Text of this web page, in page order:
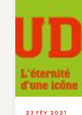
23 FÉV 2021